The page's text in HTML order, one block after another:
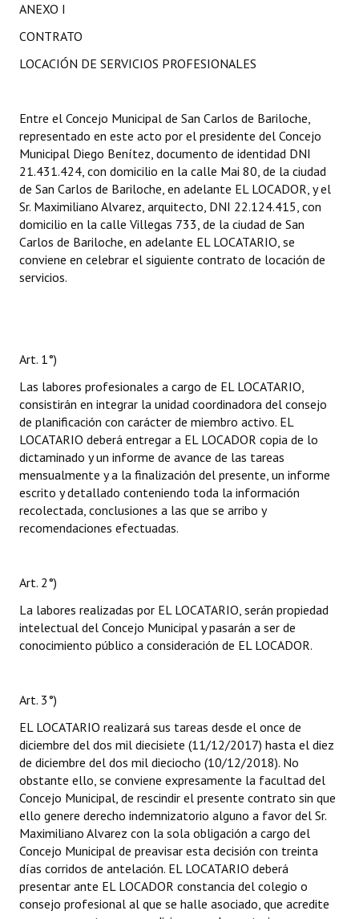
ANEXO I
CONTRATO
LOCACIÓN DE SERVICIOS PROFESIONALES
Entre el Concejo Municipal de San Carlos de Bariloche,
representado en este acto por el presidente del Concejo
Municipal Diego Benítez, documento de identidad DNI
21.431.424, con domicilio en la calle Mai 80, de la ciudad
de San Carlos de Bariloche, en adelante EL LOCADOR, y el
Sr. Maximiliano Alvarez, arquitecto, DNI 22.124.415, con
domicilio en la calle Villegas 733, de la ciudad de San
Carlos de Bariloche, en adelante EL LOCATARIO, se
conviene en celebrar el siguiente contrato de locación de
servicios.
Art. 1°)
Las labores profesionales a cargo de EL LOCATARIO,
consistirán en integrar la unidad coordinadora del consejo
de planificación con carácter de miembro activo. EL
LOCATARIO deberá entregar a EL LOCADOR copia de lo
dictaminado y un informe de avance de las tareas
mensualmente y a la finalización del presente, un informe
escrito y detallado conteniendo toda la información
recolectada, conclusiones a las que se arribo y
recomendaciones efectuadas.
Art. 2°)
La labores realizadas por EL LOCATARIO, serán propiedad
intelectual del Concejo Municipal y pasarán a ser de
conocimiento público a consideración de EL LOCADOR.
Art. 3°)
EL LOCATARIO realizará sus tareas desde el once de
diciembre del dos mil diecisiete (11/12/2017) hasta el diez
de diciembre del dos mil dieciocho (10/12/2018). No
obstante ello, se conviene expresamente la facultad del
Concejo Municipal, de rescindir el presente contrato sin que
ello genere derecho indemnizatorio alguno a favor del Sr.
Maximiliano Alvarez con la sola obligación a cargo del
Concejo Municipal de preavisar esta decisión con treinta
días corridos de antelación. EL LOCATARIO deberá
presentar ante EL LOCADOR constancia del colegio o
consejo profesional al que se halle asociado, que acredite